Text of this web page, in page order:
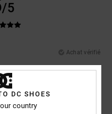
/5
Achat vérifié
/5 Taille
DC SHOES
country